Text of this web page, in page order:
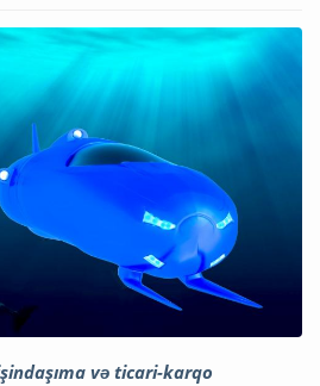
və ticari-karqo